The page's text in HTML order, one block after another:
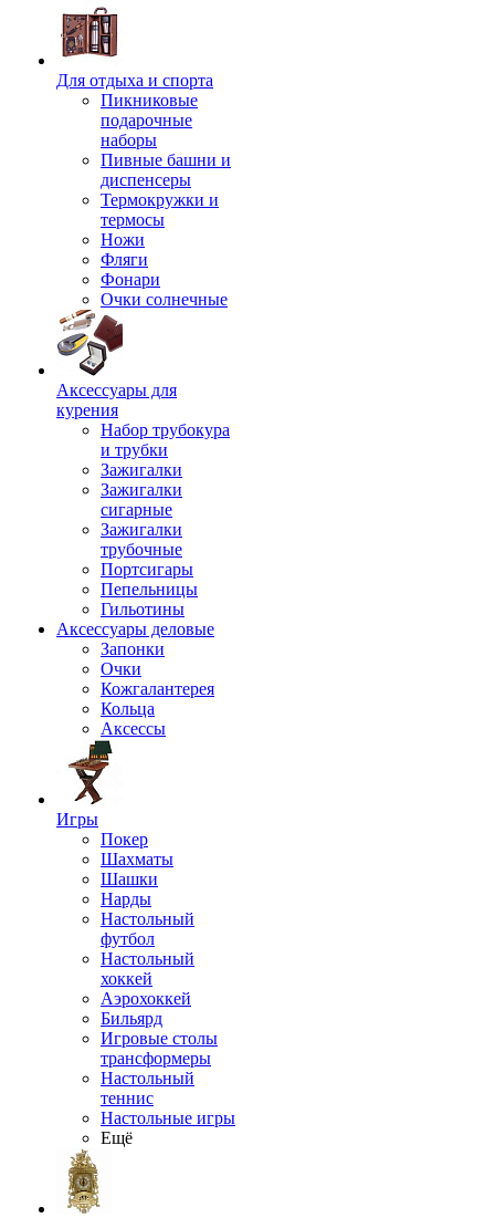
Для отдыха и спорта
Пикниковые
подарочные
наборы
Пивные башни и
диспенсеры
Термокружки и
термосы
Ножи
Фляги
Фонари
Очки солнечные
Аксессуары для
курения
Набор трубокура
и трубки
Зажигалки
Зажигалки
сигарные
Зажигалки
трубочные
Портсигары
Пепельницы
Гильотины
Аксессуары деловые
Запонки
Очки
Кожгалантерея
Кольца
Аксессы
Игры
Покер
Шахматы
Шашки
Нарды
Настольный
футбол
Настольный
хоккей
Аэрохоккей
Бильярд
Игровые столы
трансформеры
Настольный
теннис
Настольные игры
Ещё